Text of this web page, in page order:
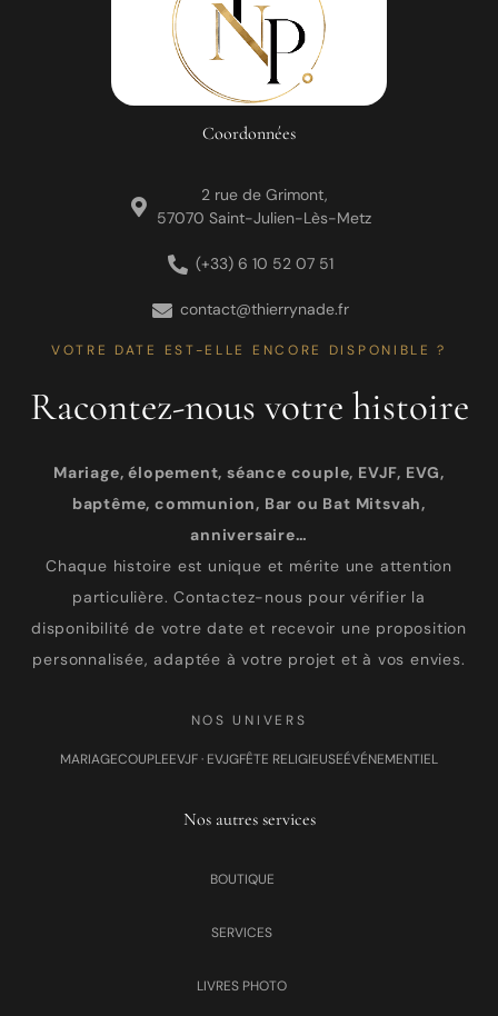
Coordonnées
2 rue de Grimont,
57070 Saint-Julien-Lès-Metz
(+33) 6 10 52 07 51
contact@thierrynade.fr
VOTRE DATE EST-ELLE ENCORE DISPONIBLE ?
Racontez-nous votre histoire
Mariage, élopement, séance couple, EVJF, EVG,
baptême, communion, Bar ou Bat Mitsvah,
anniversaire…
Chaque histoire est unique et mérite une attention
particulière. Contactez-nous pour vérifier la
disponibilité de votre date et recevoir une proposition
personnalisée, adaptée à votre projet et à vos envies.
NOS UNIVERS
MARIAGECOUPLEEVJF · EVJGFÊTE RELIGIEUSEÉVÉNEMENTIEL
Nos autres services
BOUTIQUE
SERVICES
LIVRES PHOTO